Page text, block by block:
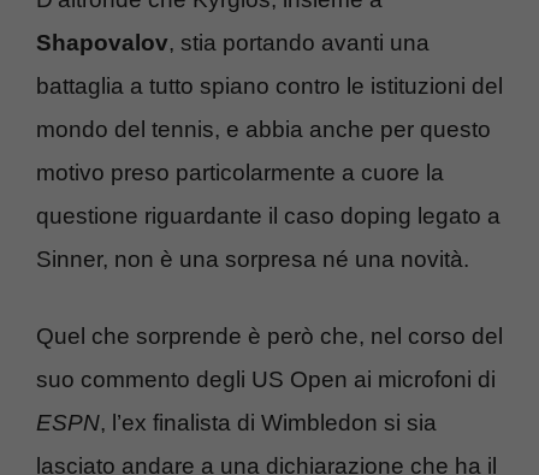
Shapovalov, stia portando avanti una
battaglia a tutto spiano contro le istituzioni del
mondo del tennis, e abbia anche per questo
motivo preso particolarmente a cuore la
questione riguardante il caso doping legato a
Sinner, non è una sorpresa né una novità.
Quel che sorprende è però che, nel corso del
suo commento degli US Open ai microfoni di
ESPN, l’ex finalista di Wimbledon si sia
lasciato andare a una dichiarazione che ha il